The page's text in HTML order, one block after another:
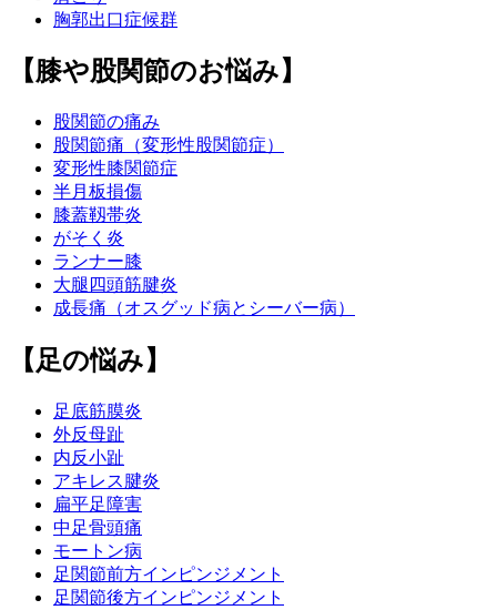
胸郭出口症候群
【膝や股関節のお悩み】
股関節の痛み
股関節痛（変形性股関節症）
変形性膝関節症
半月板損傷
膝蓋靱帯炎
がそく炎
ランナー膝
大腿四頭筋腱炎
成長痛（オスグッド病とシーバー病）
【足の悩み】
足底筋膜炎
外反母趾
内反小趾
アキレス腱炎
扁平足障害
中足骨頭痛
モートン病
足関節前方インピンジメント
足関節後方インピンジメント